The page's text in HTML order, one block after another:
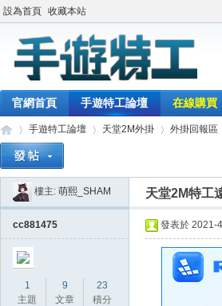
設為首頁 收藏本站
官網首頁 手遊特工論壇 在線購買
»
手遊特工論壇
›
天堂2M外掛
›
外掛回報區
›
樓主: 萌熙_SHAM 天堂2M特工
cc881475
1
主題
9
文章
23
積分
發表於 2021-